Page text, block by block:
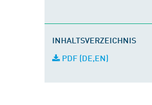
INHALTSVERZEICHNIS
PDF (DE,EN)